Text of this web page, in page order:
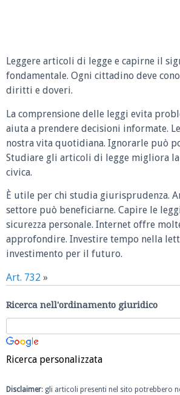
Leggere articoli di legge e capirne il
fondamentale. Ogni cittadino deve
diritti e doveri.
La comprensione delle leggi evita
aiuta a prendere decisioni informate.
nostra vita quotidiana. Ignorarle può
Studiare gli articoli di legge migliora la
civica.
È utile per chi studia giurisprudenza.
settore può beneficiarne. Capire le
sicurezza personale. Internet offre
approfondire. Investire tempo nella
investimento per il futuro.
Art. 732 »
Ricerca nell'ordinamento giuridico
Ricerca personalizzata
Disclaimer: gli articoli presenti nel sito potrebbero